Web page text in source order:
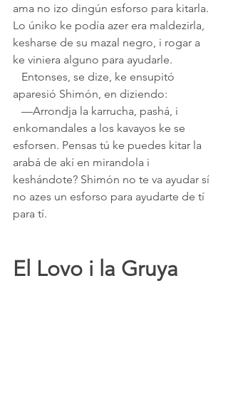
ama no izo dingún esforso para kitarla.
Lo úniko ke podía azer era maldezirla,
kesharse de su mazal negro, i rogar a
ke viniera alguno para ayudarle.
aparesió Shimón, en diziendo:
enkomandales a los kavayos ke se
esforsen. Pensas tú ke puedes kitar la
arabá de akí en mirandola i
keshándote? Shimón no te va ayudar sí
no azes un esforso para ayudarte de tí
para tí.
El Lovo i la Gruya